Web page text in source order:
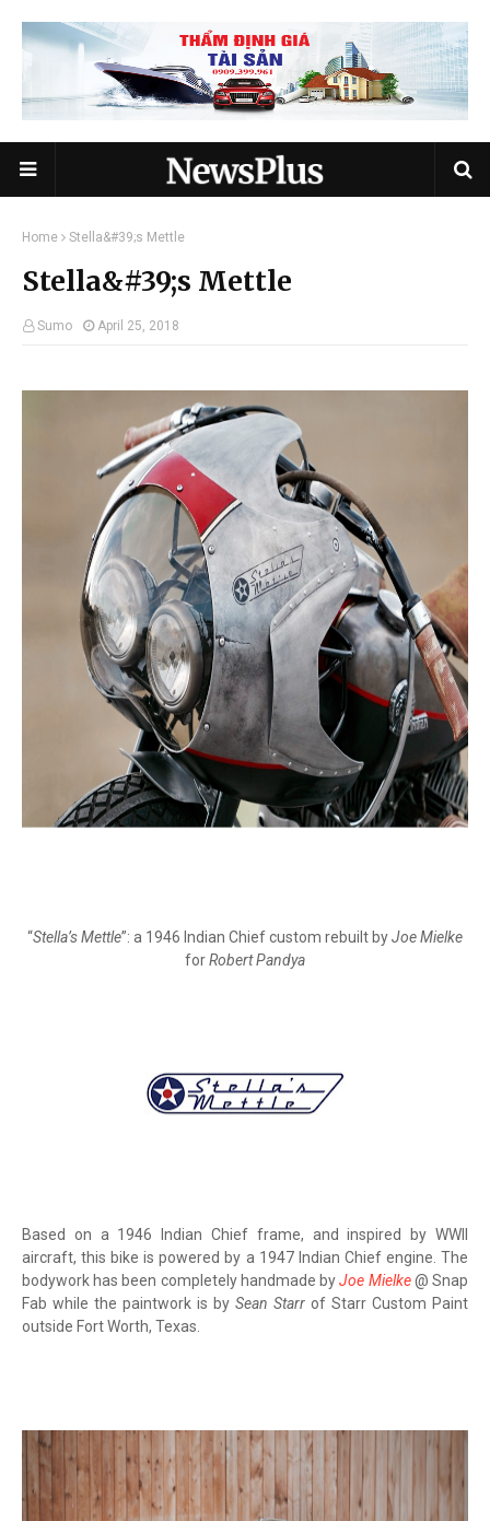
Home Stella&#39;s Mettle
Stella&#39;s Mettle
Sumo April 25, 2018
“Stella’s Mettle”: a 1946 Indian Chief custom rebuilt byJoe Mielke
forRobert Pandya
Based on a 1946 Indian Chief frame, and inspired by WWII
aircraft, this bike is powered by a 1947 Indian Chief engine. The
bodywork has been completely handmade byJoe Mielke@ Snap
Fab while the paintwork is by Sean Starr of Starr Custom Paint
outside Fort Worth, Texas.